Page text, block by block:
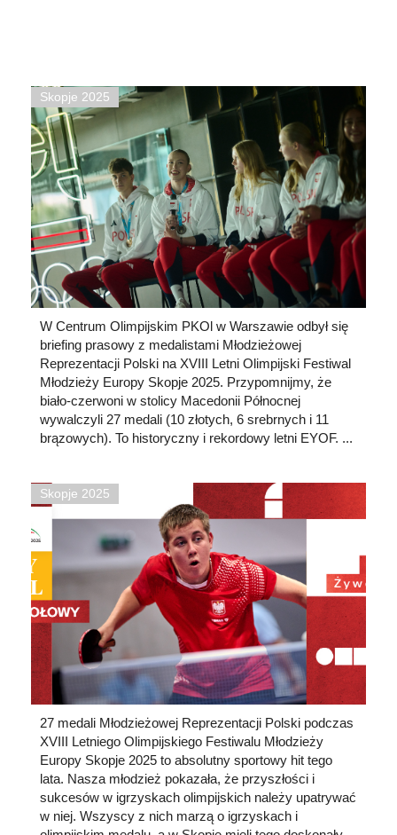
Skopje 2025
W Centrum Olimpijskim PKOl w Warszawie odbył się
briefing prasowy z medalistami Młodzieżowej
Reprezentacji Polski na XVIII Letni Olimpijski Festiwal
Młodzieży Europy Skopje 2025. Przypomnijmy, że
biało-czerwoni w stolicy Macedonii Północnej
wywalczyli 27 medali (10 złotych, 6 srebrnych i 11
brązowych). To historyczny i rekordowy letni EYOF. ...
Skopje 2025
27 medali Młodzieżowej Reprezentacji Polski podczas
XVIII Letniego Olimpijskiego Festiwalu Młodzieży
Europy Skopje 2025 to absolutny sportowy hit tego
lata. Nasza młodzież pokazała, że przyszłości i
sukcesów w igrzyskach olimpijskich należy upatrywać
w niej. Wszyscy z nich marzą o igrzyskach i